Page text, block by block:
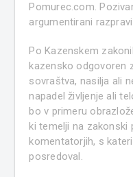
Pomurec.com.
argumentirani
Po Kazenskem
kazensko odgovoren
sovraštva, nasilja ali
napadel življenje ali
bo v primeru
ki temelji na zakonski
komentatorjih, s
posredoval.